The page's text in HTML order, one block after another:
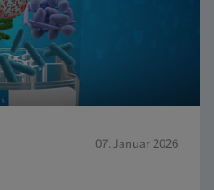
07. Januar 2026